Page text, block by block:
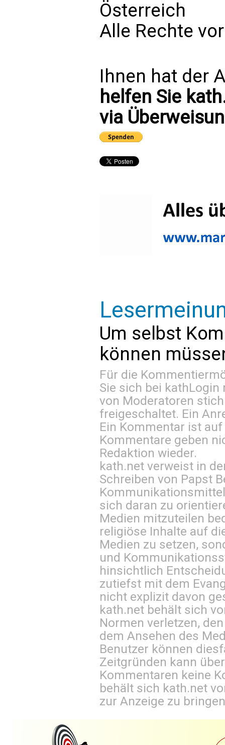
Österreich
Alle Rechte
Ihnen hat der
helfen Sie
via
Um selbst
können
Für die
Sie sich bei kathLogin
von Moderatoren
freigeschaltet. Ein
Ein Kommentar ist
Kommentare geben
Redaktion wieder.
kath.net verweist in
Schreiben von Papst
sich daran zu
Medien mitzuteilen
religiöse Inhalte auf
Medien zu setzen,
und
hinsichtlich
zutiefst mit dem
nicht explizit davon
kath.net behält sich
Normen verletzen,
dem Ansehen des
Benutzer können
Zeitgründen kann
Kommentaren keine
behält sich kath.net
zur Anzeige zu